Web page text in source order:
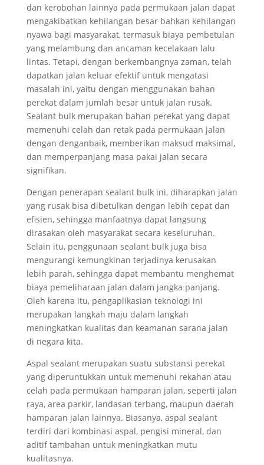
dan kerobohan lainnya pada permukaan jalan dapat
mengakibatkan kehilangan besar bahkan kehilangan
nyawa bagi masyarakat, termasuk biaya pembetulan
yang melambung dan ancaman kecelakaan lalu
lintas. Tetapi, dengan berkembangnya zaman, telah
dapatkan jalan keluar efektif untuk mengatasi
masalah ini, yaitu dengan menggunakan bahan
perekat dalam jumlah besar untuk jalan rusak.
Sealant bulk merupakan bahan perekat yang dapat
memenuhi celah dan retak pada permukaan jalan
dengan denganbaik, memberikan maksud maksimal,
dan memperpanjang masa pakai jalan secara
signifikan.
Dengan penerapan sealant bulk ini, diharapkan jalan
yang rusak bisa dibetulkan dengan lebih cepat dan
efisien, sehingga manfaatnya dapat langsung
dirasakan oleh masyarakat secara keseluruhan.
Selain itu, penggunaan sealant bulk juga bisa
mengurangi kemungkinan terjadinya kerusakan
lebih parah, sehingga dapat membantu menghemat
biaya pemeliharaan jalan dalam jangka panjang.
Oleh karena itu, pengaplikasian teknologi ini
merupakan langkah maju dalam langkah
meningkatkan kualitas dan keamanan sarana jalan
di negara kita.
Aspal sealant merupakan suatu substansi perekat
yang diperuntukkan untuk memenuhi rekahan atau
celah pada permukaan hamparan jalan, seperti jalan
raya, area parkir, landasan terbang, maupun daerah
hamparan jalan lainnya. Biasanya, aspal sealant
terdiri dari kombinasi aspal, pengisi mineral, dan
aditif tambahan untuk meningkatkan mutu
kualitasnya.